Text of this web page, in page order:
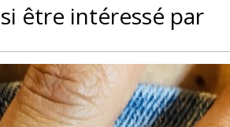
être intéressé par